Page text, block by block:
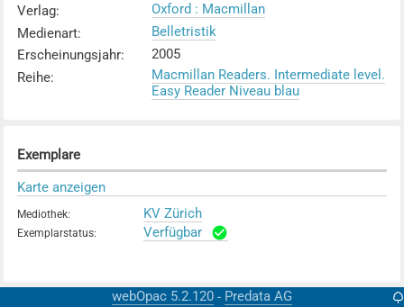
Verlag:
Oxford : Macmillan
Medienart:
Belletristik
Erscheinungsjahr:
2005
Reihe:
Macmillan Readers. Intermediate level.
Easy Reader Niveau blau
Exemplare
Karte anzeigen
Mediothek: KV Zürich
Exemplarstatus: Verfügbar
webOpac 5.2.120 - Predata AG